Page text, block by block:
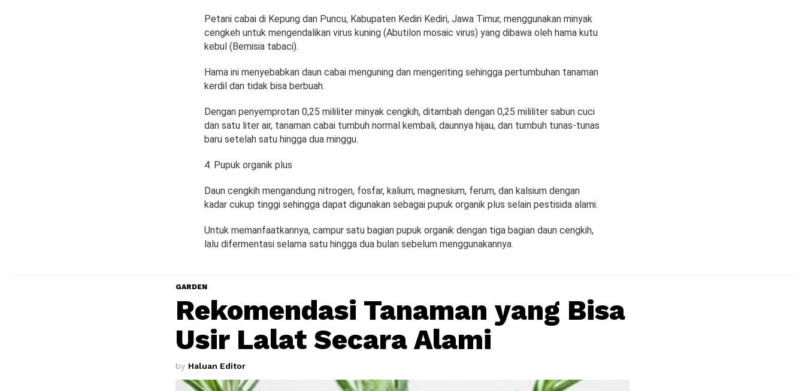
Petani cabai di Kepung dan Puncu, Kabupaten Kediri Kediri, Jawa Timur, menggunakan minyak
cengkeh untuk mengendalikan virus kuning (Abutilon mosaic virus) yang dibawa oleh hama kutu
kebul (Bemisia tabaci).
Hama ini menyebabkan daun cabai menguning dan mengeriting sehingga pertumbuhan tanaman
kerdil dan tidak bisa berbuah.
Dengan penyemprotan 0,25 mililiter minyak cengkih, ditambah dengan 0,25 mililiter sabun cuci
dan satu liter air, tanaman cabai tumbuh normal kembali, daunnya hijau, dan tumbuh tunas-tunas
baru setelah satu hingga dua minggu.
Pupuk organik plus
Daun cengkih mengandung nitrogen, fosfar, kalium, magnesium, ferum, dan kalsium dengan
kadar cukup tinggi sehingga dapat digunakan sebagai pupuk organik plus selain pestisida alami.
Untuk memanfaatkannya, campur satu bagian pupuk organik dengan tiga bagian daun cengkih,
lalu difermentasi selama satu hingga dua bulan sebelum menggunakannya.
GARDEN
Rekomendasi Tanaman yang Bisa
Usir Lalat Secara Alami
by Haluan Editor